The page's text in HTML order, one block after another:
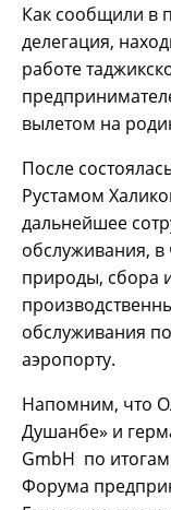
Как сообщили в
делегация,
работе
вылетом на
После
Рустамом
дальнейшее
обслуживания,
природы, сбора
обслуживания
аэропорту.
Напомним, что
Душанбе» и
GmbH по
Форума